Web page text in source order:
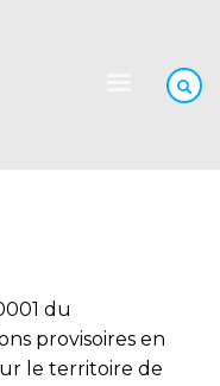
du
provisoires en
le territoire de